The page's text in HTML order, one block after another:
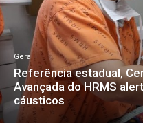
Geral
Referência estadual,
Avançada do HRMS
cáusticos